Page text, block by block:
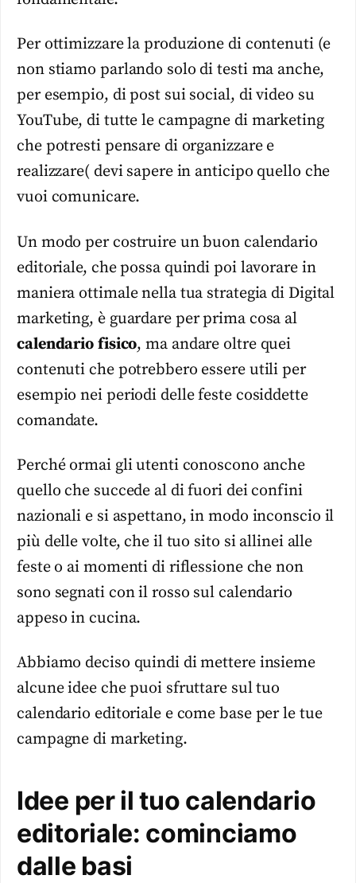
Per ottimizzare la produzione di contenuti (e
non stiamo parlando solo di testi ma anche,
per esempio, di post sui social, di video su
YouTube, di tutte le campagne di marketing
che potresti pensare di organizzare e
realizzare( devi sapere in anticipo quello che
vuoi comunicare.
Un modo per costruire un buon calendario
editoriale, che possa quindi poi lavorare in
maniera ottimale nella tua strategia di Digital
marketing, è guardare per prima cosa al
calendario fisico, ma andare oltre quei
contenuti che potrebbero essere utili per
esempio nei periodi delle feste cosiddette
comandate.
Perché ormai gli utenti conoscono anche
quello che succede al di fuori dei confini
nazionali e si aspettano, in modo inconscio il
più delle volte, che il tuo sito si allinei alle
feste o ai momenti di riflessione che non
sono segnati con il rosso sul calendario
appeso in cucina.
Abbiamo deciso quindi di mettere insieme
alcune idee che puoi sfruttare sul tuo
calendario editoriale e come base per le tue
campagne di marketing.
Idee per il tuo calendario
editoriale: cominciamo
dalle basi